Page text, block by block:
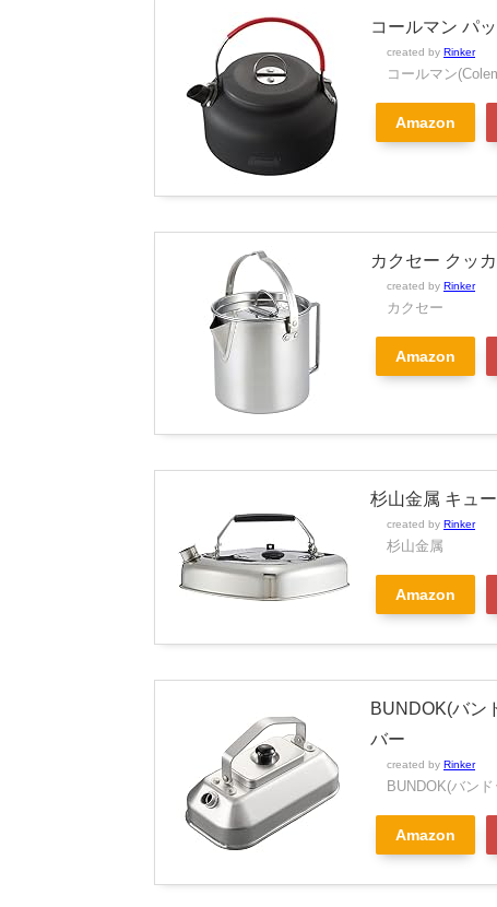
コールマン パ
created by Rinker
コールマン
Amazon
カクセー クッ
created by Rinker
カクセー
Amazon
杉山金属 キュ
created by Rinker
杉山金属
Amazon
BUNDOK(バン
バー
created by Rinker
BUNDOK(バン
Amazon